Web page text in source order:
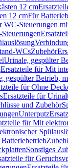
12 cm
12 cmFür
WC-Steuerungen
WCsZubehör
Urinale, gespülter
Ersatzteile für Mit
gespülter Betrieb,
für Ohne
Ersatzteile für
und Zubehör
Unterputz
für Mit
Sonstiges
für